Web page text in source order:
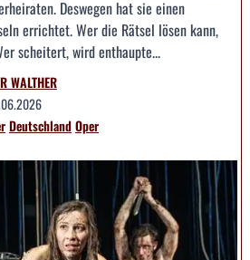
Deswegen hat sie einen
errichtet. Wer die Rätsel lösen kann,
scheitert, wird enthaupte...
WALTHER
DeutschlandOper